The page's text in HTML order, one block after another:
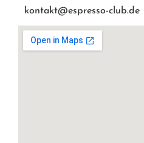
kontakt@espresso-club.de